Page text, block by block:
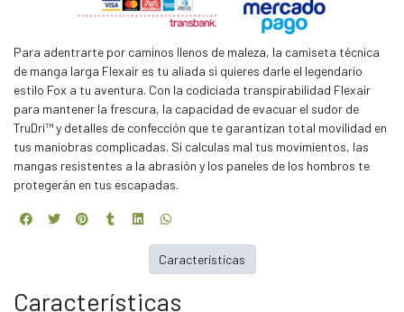
Para adentrarte por caminos llenos de maleza, la camiseta técnica
de manga larga Flexair es tu aliada si quieres darle el legendario
estilo Fox a tu aventura. Con la codiciada transpirabilidad Flexair
para mantener la frescura, la capacidad de evacuar el sudor de
TruDri™ y detalles de confección que te garantizan total movilidad en
tus maniobras complicadas. Si calculas mal tus movimientos, las
mangas resistentes a la abrasión y los paneles de los hombros te
protegerán en tus escapadas.
Características
Características